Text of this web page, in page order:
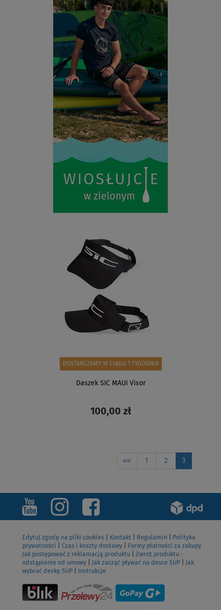
DOSTARCZAMY W CIĄGU 1 TYGODNIA
Daszek SIC MAUI Visor
100,00 zł
««
1 2 3
Edytuj zgodę na pliki cookies Kontakt Regulamin
Polityka
prywatności
Czas i koszty dostawy
Formy płatności za zakupy
Jak postępować z reklamacją produktu
Zwrot produktu -
odstąpienie od umowy
Jak zacząć pływać na desce SUP
Jak
wybrać deskę SUP
Instrukcje